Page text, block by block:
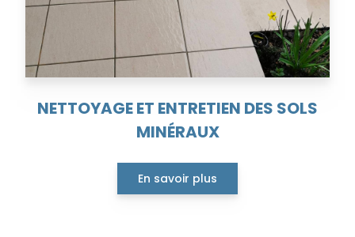
NETTOYAGE ET ENTRETIEN DES SOLS
MINÉRAUX
En savoir plus